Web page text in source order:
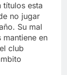
títulos esta
no jugar
Su mal
mantiene en
club